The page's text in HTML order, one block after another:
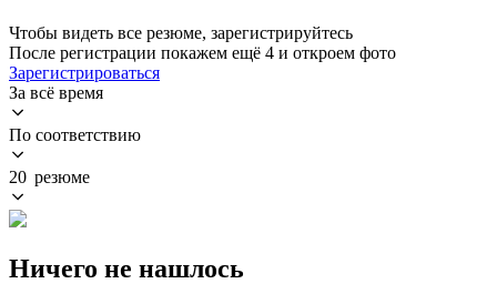
Чтобы видеть все резюме, зарегистрируйтесь
После регистрации покажем ещё 4 и откроем фото
Зарегистрироваться
За всё время
По соответствию
20 резюме
Ничего не нашлось